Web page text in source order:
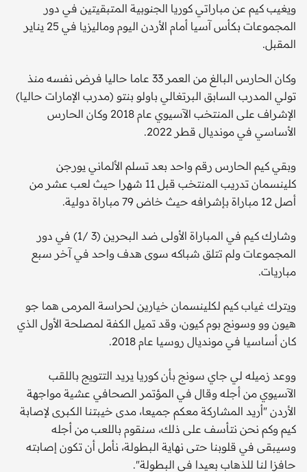
ويغيب كيم عن مباراتي كوريا الجنوبية المتبقيتين في دور
المجموعات بكأس آسيا أمام الأردن اليوم وماليزيا في 25 يناير
المقبل.
وكان الحارس البالغ من العمر 33 عاما حاليا فرض نفسه منذ
تولي المدرب السابق البرتغالي باولو بنتو (مدرب الإمارات حاليا)
الإشراف على المنتخب الآسيوي عام 2018 وكان الحارس
الأساسي في مونديال قطر 2022.
وبقي كيم الحارس رقم واحد بعد تسلم الألماني يورجن
كلينسمان تدريب المنتخب قبل 11 شهرا حيث لعب عشر من
أصل 12 مباراة بإشرافه حيث خاض 79 مباراة دولية.
وشارك كيم في المباراة الأولى ضد البحرين (3 /1) في دور
المجموعات ولم تتلق شباكه سوى هدف واحد في آخر سبع
مباريات.
ويترك غياب كيم لكلينسمان خيارين لحراسة المرمى هما جو
هيون وو وسونج بوم كيون، وقد تميل الكفة لمصلحة الأول الذي
كان أساسيا في مونديال روسيا عام 2018.
ووعد زميله لي جاي سونج بأن كوريا يريد التتويج باللقب
الآسيوي من أجله وقال في المؤتمر الصحافي عشية مواجهة
الأردن "أريد المشاركة معكم جميعا، مدى خيبتنا الكبرى لإصابة
كيم وكم نحن نتأسف على ذلك، سنقوم باللعب من أجله
وسيبقى في قلوبنا حتى نهاية البطولة، نأمل أن تكون إصابته
حافزا لنا للذهاب بعيدا في البطولة".